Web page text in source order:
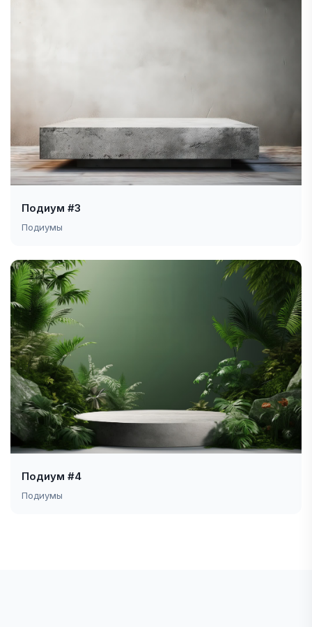
Подиум #3
Подиумы
Подиум #4
Подиумы